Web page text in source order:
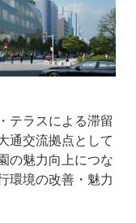
テラスによる滞留
通交流拠点として
の魅力向上につな
環境の改善・魅力